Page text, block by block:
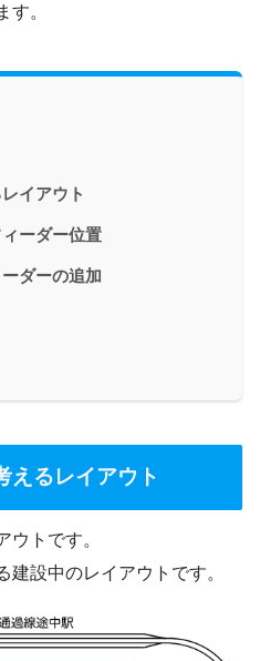
す。
イアウト
ーダー位置
ダーの追加
えるレイアウト
ウトです。
設中のレイアウトです。